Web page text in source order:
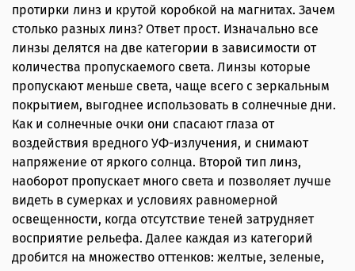
протирки линз и крутой коробкой на магнитах. Зачем
столько разных линз? Ответ прост. Изначально все
линзы делятся на две категории в зависимости от
количества пропускаемого света. Линзы которые
пропускают меньше света, чаще всего с зеркальным
покрытием, выгоднее использовать в солнечные дни.
Как и солнечные очки они спасают глаза от
воздействия вредного УФ-излучения, и снимают
напряжение от яркого солнца. Второй тип линз,
наоборот пропускает много света и позволяет лучше
видеть в сумерках и условиях равномерной
освещенности, когда отсутствие теней затрудняет
восприятие рельефа. Далее каждая из категорий
дробится на множество оттенков: желтые, зеленые,